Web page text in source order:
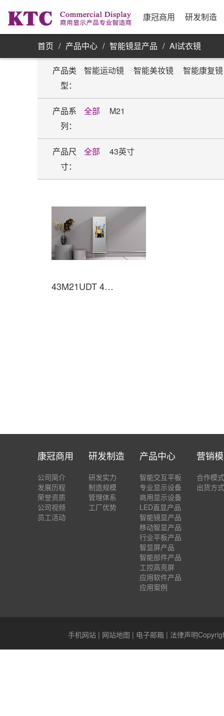
康冠商用 研发制造
首页 / 产品中心 / 智能镜显产品 / AI试衣镜
产品类
型：
智能运动镜 智能美妆镜 智能康复镜
产品系
列：
全部 M21
产品尺
寸：
全部 43英寸
43M21UDT 43英寸
康冠商用
公司简介
发展历程
荣誉资质
公司视频
员工活动
研发制造
研发实力
制造规模
管理体系
工厂优势
产品中心
智能交互平板
专业显示设备
商用显示设备
LED直显产品
智能镜显产品
移动智显产品
行业平板产品
智显屏产品
智能部件产品
工控高亮屏
应用软件产品
应用案例
营销
合作模式
出货方式
手机网站| 网站地图 | 电子邮箱| 法律声明